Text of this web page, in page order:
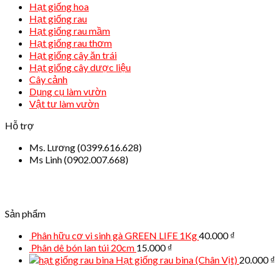
Hạt giống hoa
Hạt giống rau
Hạt giống rau mầm
Hạt giống rau thơm
Hạt giống cây ăn trái
Hạt giống cây dược liệu
Cây cảnh
Dụng cụ làm vườn
Vật tư làm vườn
Hỗ trợ
Ms. Lương (0399.616.628)
Ms Linh (0902.007.668)
Sản phẩm
Phân hữu cơ vi sinh gà GREEN LIFE 1Kg40.000₫
Phân dê bón lan túi 20cm 15.000₫
Hạt giống rau bina (Chân Vịt) 20.000₫